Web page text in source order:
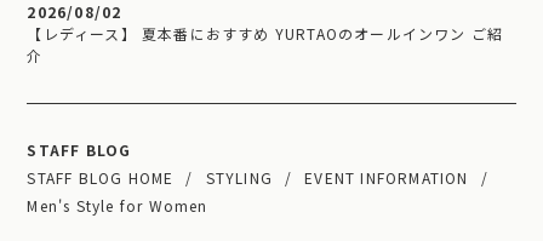
2026/08/02
【レディース】 夏本番におすすめ YURTAOのオールインワン ご紹
介
STAFF BLOG
STAFF BLOG HOME
STYLING
EVENT INFORMATION
Men's Style for Women